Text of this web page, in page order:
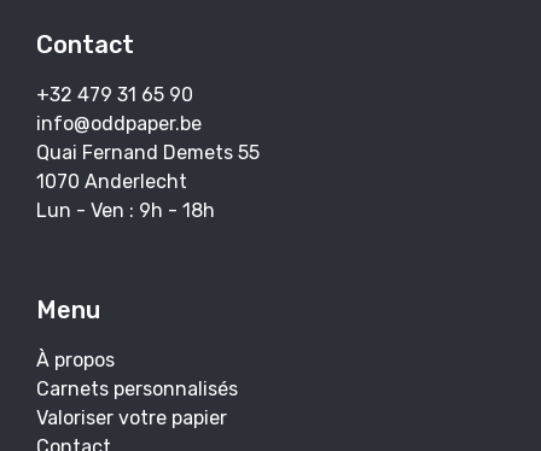
Contact
+32 479 31 65 90
info@oddpaper.be
Quai Fernand Demets 55
1070 Anderlecht
Lun - Ven : 9h - 18h
Menu
À propos
Carnets personnalisés
Valoriser votre papier
Contact